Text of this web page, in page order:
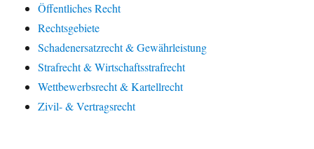
Öffentliches Recht
Rechtsgebiete
Schadenersatzrecht & Gewährleistung
Strafrecht & Wirtschaftsstrafrecht
Wettbewerbsrecht & Kartellrecht
Zivil- & Vertragsrecht